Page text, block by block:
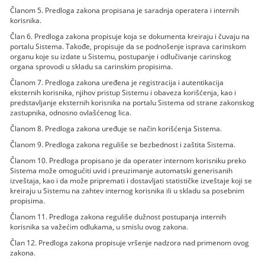
Članom 5. Predloga zakona propisana je saradnja operatera i internih
korisnika.
Član 6. Predloga zakona propisuje koja se dokumenta kreiraju i čuvaju na
portalu Sistema. Takođe, propisuje da se podnošenje isprava carinskom
organu koje su izdate u Sistemu, postupanje i odlučivanje carinskog
organa sprovodi u skladu sa carinskim propisima.
Članom 7. Predloga zakona uređena je registracija i autentikacija
eksternih korisnika, njihov pristup Sistemu i obaveza korišćenja, kao i
predstavljanje eksternih korisnika na portalu Sistema od strane zakonskog
zastupnika, odnosno ovlašćenog lica.
Članom 8. Predloga zakona uređuje se način korišćenja Sistema.
Članom 9. Predloga zakona reguliše se bezbednost i zaštita Sistema.
Članom 10. Predloga propisano je da operater internom korisniku preko
Sistema može omogućiti uvid i preuzimanje automatski generisanih
izveštaja, kao i da može pripremati i dostavljati statističke izveštaje koji se
kreiraju u Sistemu na zahtev internog korisnika ili u skladu sa posebnim
propisima.
Članom 11. Predloga zakona reguliše dužnost postupanja internih
korisnika sa važećim odlukama, u smislu ovog zakona.
Član 12. Predloga zakona propisuje vršenje nadzora nad primenom ovog
zakona.